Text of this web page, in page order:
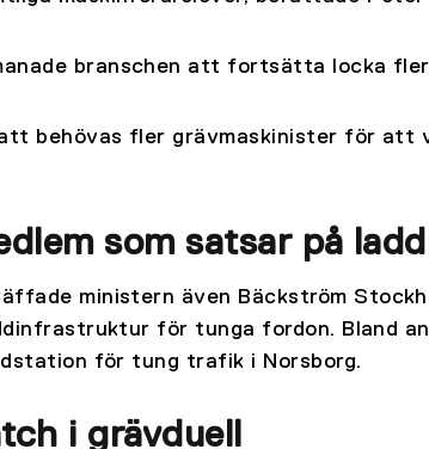
branschen att fortsätta locka
behövas fler grävmaskinister för att
som satsar på
ministern även Bäckström
för tunga fordon. Bland
för tung trafik i Norsborg.
i grävduell